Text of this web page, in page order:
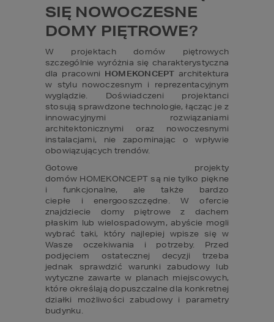
SIĘ NOWOCZESNE
DOMY PIĘTROWE?
W projektach domów piętrowych
szczególnie wyróżnia się charakterystyczna
dla pracowni HOMEKONCEPT architektura
w stylu nowoczesnym i reprezentacyjnym
wyglądzie. Doświadczeni projektanci
stosują sprawdzone technologie, łącząc je z
innowacyjnymi rozwiązaniami
architektonicznymi oraz nowoczesnymi
instalacjami, nie zapominając o wpływie
obowiązujących trendów.
Gotowe projekty
domów HOMEKONCEPT są nie tylko piękne
i funkcjonalne, ale także bardzo
ciepłe i energooszczędne. W ofercie
znajdziecie domy piętrowe z dachem
płaskim lub wielospadowym, abyście mogli
wybrać taki, który najlepiej wpisze się w
Wasze oczekiwania i potrzeby. Przed
podjęciem ostatecznej decyzji trzeba
jednak sprawdzić warunki zabudowy lub
wytyczne zawarte w planach miejscowych,
które określają dopuszczalne dla konkretnej
działki możliwości zabudowy i parametry
budynku.